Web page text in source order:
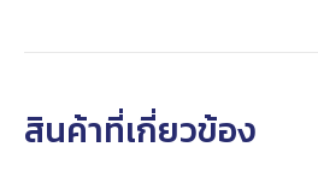
สินค้าที่เกี่ยวข้อง